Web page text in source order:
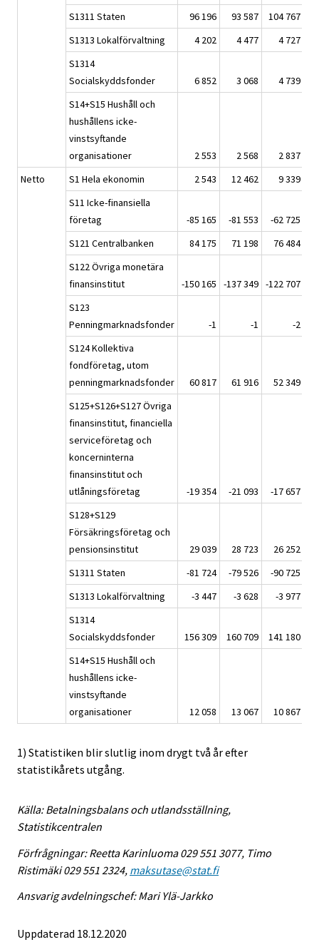
S1311 Staten 96 196 93 587 104 767
S1313 Lokalförvaltning
4 202 4 477
4 727
S1314
Socialskyddsfonder
6 852 3 068
4 739
S14+S15 Hushåll och
hushållens icke-
vinstsyftande
organisationer
2 553 2 568
2 837
Netto
S1 Hela ekonomin 2 543 12 462
9 339
S11 Icke-finansiella
företag
-85 165 -81 553 -62 725
S121 Centralbanken
84 175 71 198 76 484
S122 Övriga monetära
finansinstitut
-150 165 -137 349 -122 707
S123
Penningmarknadsfonder
-1 -1
-2
S124 Kollektiva
fondföretag, utom
penningmarknadsfonder
60 817 61 916 52 349
S125+S126+S127 Övriga
finansinstitut, financiella
serviceföretag och
koncerninterna
finansinstitut och
utlåningsföretag
-19 354 -21 093 -17 657
S128+S129
Försäkringsföretag och
pensionsinstitut
29 039 28 723 26 252
S1311 Staten
-81 724 -79 526 -90 725
S1313 Lokalförvaltning
-3 447 -3 628 -3 977
S1314
Socialskyddsfonder
156 309 160 709 141 180
S14+S15 Hushåll och
hushållens icke-
vinstsyftande
organisationer
12 058 13 067 10 867
1) Statistiken blir slutlig inom drygt två år efter
statistikårets utgång.
Källa: Betalningsbalans och utlandsställning,
Statistikcentralen
Förfrågningar: Reetta Karinluoma 029 551 3077, Timo
Ristimäki 029 551 2324, maksutase@stat.fi
Ansvarig avdelningschef: Mari Ylä-Jarkko
Uppdaterad 18.12.2020